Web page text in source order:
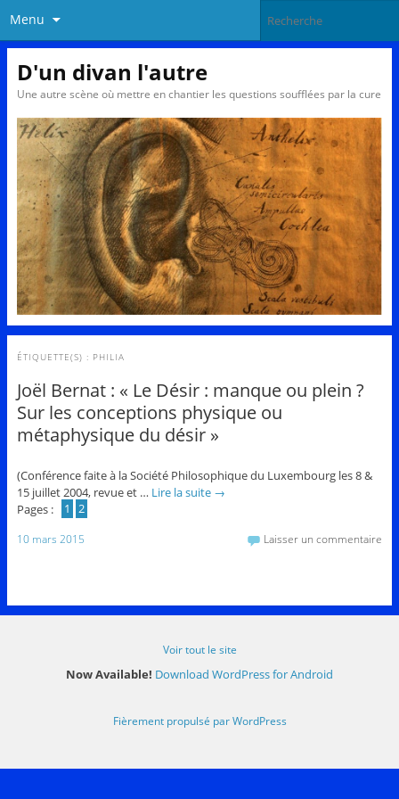
Menu
D'un divan l'autre
Une autre scène où mettre en chantier les questions soufflées par la cure
ÉTIQUETTE(S) : PHILIA
Joël Bernat : « Le Désir : manque ou plein ?
Sur les conceptions physique ou
métaphysique du désir »
(Conférence faite à la Société Philosophique du Luxembourg les 8 &
15 juillet 2004, revue et … Lire la suite →
Pages :
1 2
10 mars 2015 Laisser un commentaire
Voir tout le site
Now Available! Download WordPress for Android
Fièrement propulsé par WordPress